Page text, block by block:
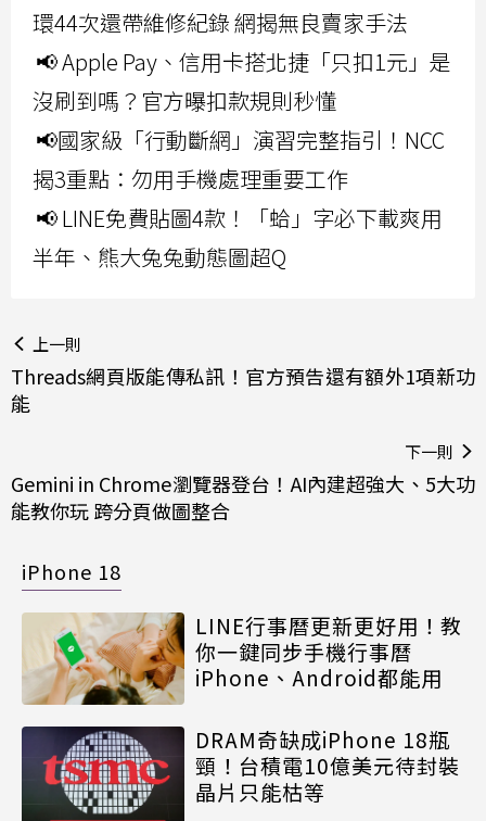
環44次還帶維修紀錄 網揭無良賣家手法
📢 Apple Pay、信用卡搭北捷「只扣1元」是
沒刷到嗎？官方曝扣款規則秒懂
📢國家級「行動斷網」演習完整指引！NCC
揭3重點：勿用手機處理重要工作
📢 LINE免費貼圖4款！「蛤」字必下載爽用
半年、熊大兔兔動態圖超Q
上一則
Threads網頁版能傳私訊！官方預告還有額外1項新功
能
下一則
Gemini in Chrome瀏覽器登台！AI內建超強大、5大功
能教你玩 跨分頁做圖整合
iPhone 18
LINE行事曆更新更好用！教
你一鍵同步手機行事曆
iPhone、Android都能用
DRAM奇缺成iPhone 18瓶
頸！台積電10億美元待封裝
晶片只能枯等